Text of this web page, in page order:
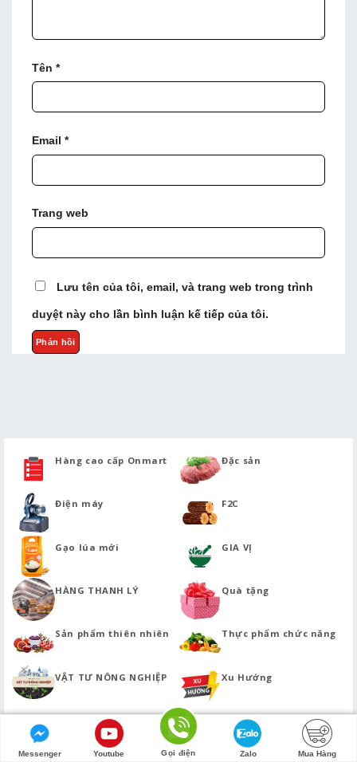
Tên *
Email *
Trang web
Lưu tên của tôi, email, và trang web trong trình
duyệt này cho lần bình luận kế tiếp của tôi.
Hàng cao cấp Onmart Đặc sản
Điện máy F2C
Gạo lúa mới GIA VỊ
HÀNG THANH LÝ Quà tặng
Sản phẩm thiên nhiên Thực phẩm chức năng
VẬT TƯ NÔNG NGHIỆP Xu Hướng
Đặt online
giao tận nhà ĐÚNG GIỜ
(nếu trễ tặng PMH 20.000₫)
Mua Hàng
Zalo
Gọi điện
Youtube
Messenger